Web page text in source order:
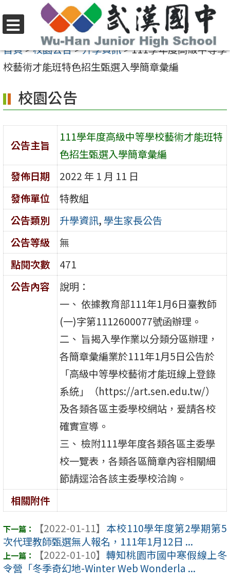
至
要
容
區
選
單
首頁>校園公告>升學資訊>111學年度高級中等學
校藝術才能班特色招生甄選入學簡章彙編
校園公告
公告主旨
111學年度高級中等學校藝術才能班特
色招生甄選入學簡章彙編
發佈日期
2022 年 1 月 11 日
發佈單位
特教組
公告類別
升學資訊, 學生家長公告
公告等級
無
點閱次數
471
公告內容
說明：
一、 依據教育部111年1月6日臺教師
(一)字第1112600077號函辦理。
二、 旨揭入學作業以分類分區辦理，
各簡章彙編業於111年1月5日公告於
「高級中等學校藝術才能班線上登錄
系統」（https://art.sen.edu.tw/）
及各類各區主委學校網站，爰請各校
確實宣導。
三、 檢附111學年度各類各區主委學
校一覽表，各類各區簡章內容相關細
節請逕洽各該主委學校洽詢。
相關附件
【2022-01-11】 本校110學年度第2學期第5
次代理教師甄選無人報名，111年1月12日 ...
【2022-01-10】 轉知桃園市國中寒假線上冬
令營「冬季奇幻地-Winter Web Wonderla ...